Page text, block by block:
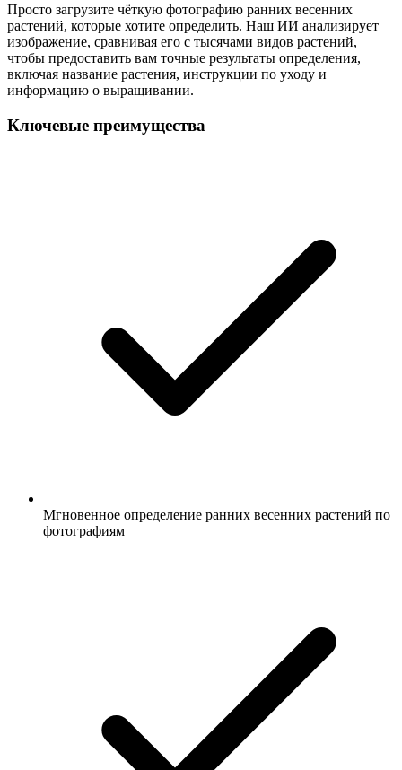
Просто загрузите чёткую фотографию ранних весенних
растений, которые хотите определить. Наш ИИ анализирует
изображение, сравнивая его с тысячами видов растений,
чтобы предоставить вам точные результаты определения,
включая название растения, инструкции по уходу и
информацию о выращивании.
Ключевые преимущества
Мгновенное определение ранних весенних растений по
фотографиям